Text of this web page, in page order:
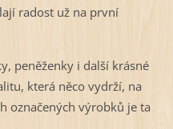
radost už na první
peněženky i další krásné
která něco vydrží, na
označených výrobků je ta